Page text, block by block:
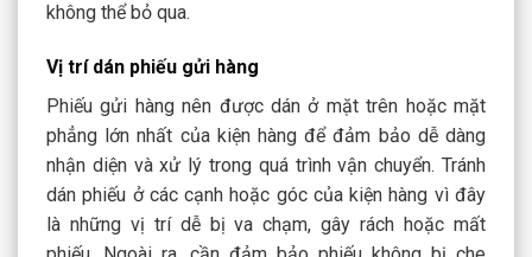
không thể bỏ qua.
Vị trí dán phiếu gửi hàng
Phiếu gửi hàng nên được dán ở mặt trên hoặc mặt
phẳng lớn nhất của kiện hàng để đảm bảo dễ dàng
nhận diện và xử lý trong quá trình vận chuyển. Tránh
dán phiếu ở các cạnh hoặc góc của kiện hàng vì đây
là những vị trí dễ bị va chạm, gây rách hoặc mất